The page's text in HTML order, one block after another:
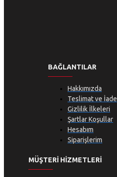
BAĞLANTILAR
Hakkımızda
Teslimat ve İade
Gizlilik İlkeleri
Şartlar Koşullar
Hesabım
Siparişlerim
MÜŞTERI HIZMETLERI